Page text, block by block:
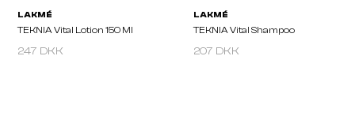
247 DKK 207 DKK